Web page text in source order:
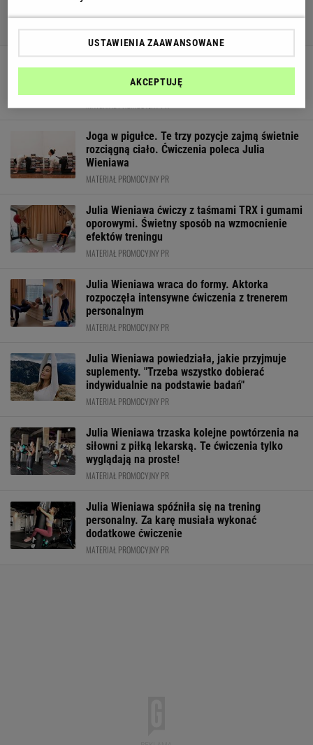
napój bogów". Z czego się składa i jakie ma
działanie?
Joga w pigułce. Te trzy pozycje zajmą świetnie
rozciągną ciało. Ćwiczenia poleca Julia
Wieniawa
MATERIAŁ PROMOCYJNY PR
Julia Wieniawa ćwiczy z taśmami TRX i gumami
oporowymi. Świetny sposób na wzmocnienie
efektów treningu
MATERIAŁ PROMOCYJNY PR
Julia Wieniawa wraca do formy. Aktorka
rozpoczęła intensywne ćwiczenia z trenerem
personalnym
MATERIAŁ PROMOCYJNY PR
Julia Wieniawa powiedziała, jakie przyjmuje
suplementy. "Trzeba wszystko dobierać
indywidualnie na podstawie badań"
MATERIAŁ PROMOCYJNY PR
Julia Wieniawa trzaska kolejne powtórzenia na
siłowni z piłką lekarską. Te ćwiczenia tylko
wyglądają na proste!
MATERIAŁ PROMOCYJNY PR
Julia Wieniawa spóźniła się na trening
personalny. Za karę musiała wykonać
dodatkowe ćwiczenie
MATERIAŁ PROMOCYJNY PR
USTAWIENIA ZAAWANSOWANE
AKCEPTUJĘ